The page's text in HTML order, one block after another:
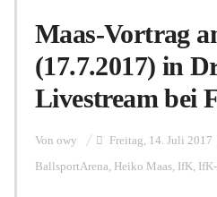
Maas-Vortrag
(17.7.2017) in
Livestream bei
Von owy Freitag, 14. Juli 2017
BallsportArena, Heiko Maas, IfK,